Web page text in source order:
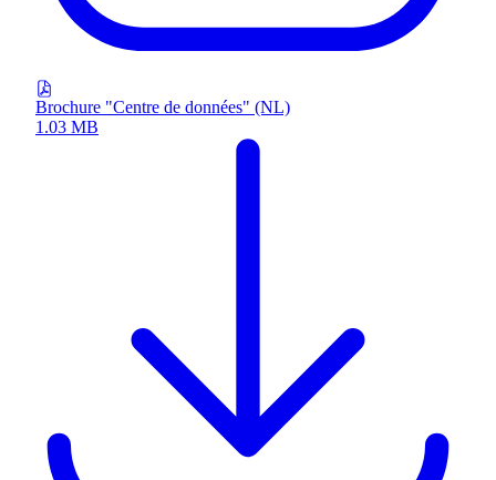
Brochure "Centre de données" (NL)
1.03 MB